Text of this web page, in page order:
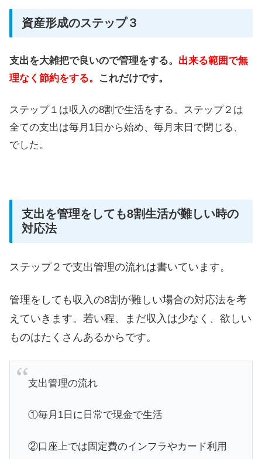
資産形成のステップ３
支出を大雑把で良いので管理をする。 出来る範囲で無
理なく節約をする。
これだけです。
ステップ１は収入の8割で生活をする。ステップ２は
全ての支出は毎月1日から始め、毎月末日で閉じる、
でした。
支出を管理をしても8割生活が難しい時の
対応法
ステップ２で支出管理の流れは書いています。
管理をしても収入の8割が難しい場合の対応法を考
えていきます。若い程、まだ収入は少なく、欲しい
ものはたくさんあるからです。
支出管理の流れ
①毎月1日に日常で現金で生活
②口座上では固定費のインフラやカード利用